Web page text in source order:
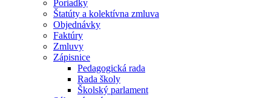
Poriadky
Štatúty a kolektívna zmluva
Objednávky
Faktúry
Zmluvy
Zápisnice
Pedagogická rada
Rada školy
Školský parlament